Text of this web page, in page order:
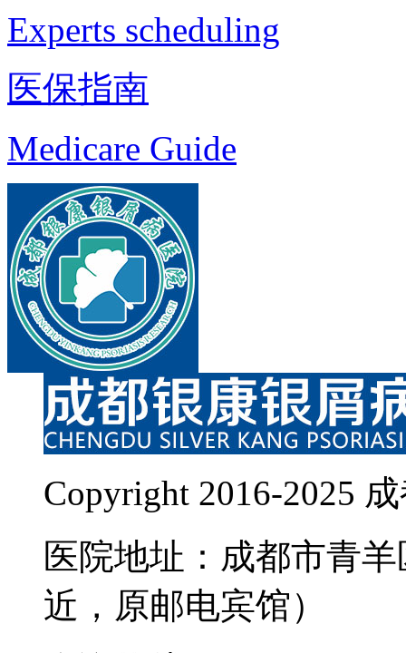
Experts scheduling
医保指南
Medicare Guide
Copyright 2016-2025
医院地址：成都市青
近，原邮电宾馆）